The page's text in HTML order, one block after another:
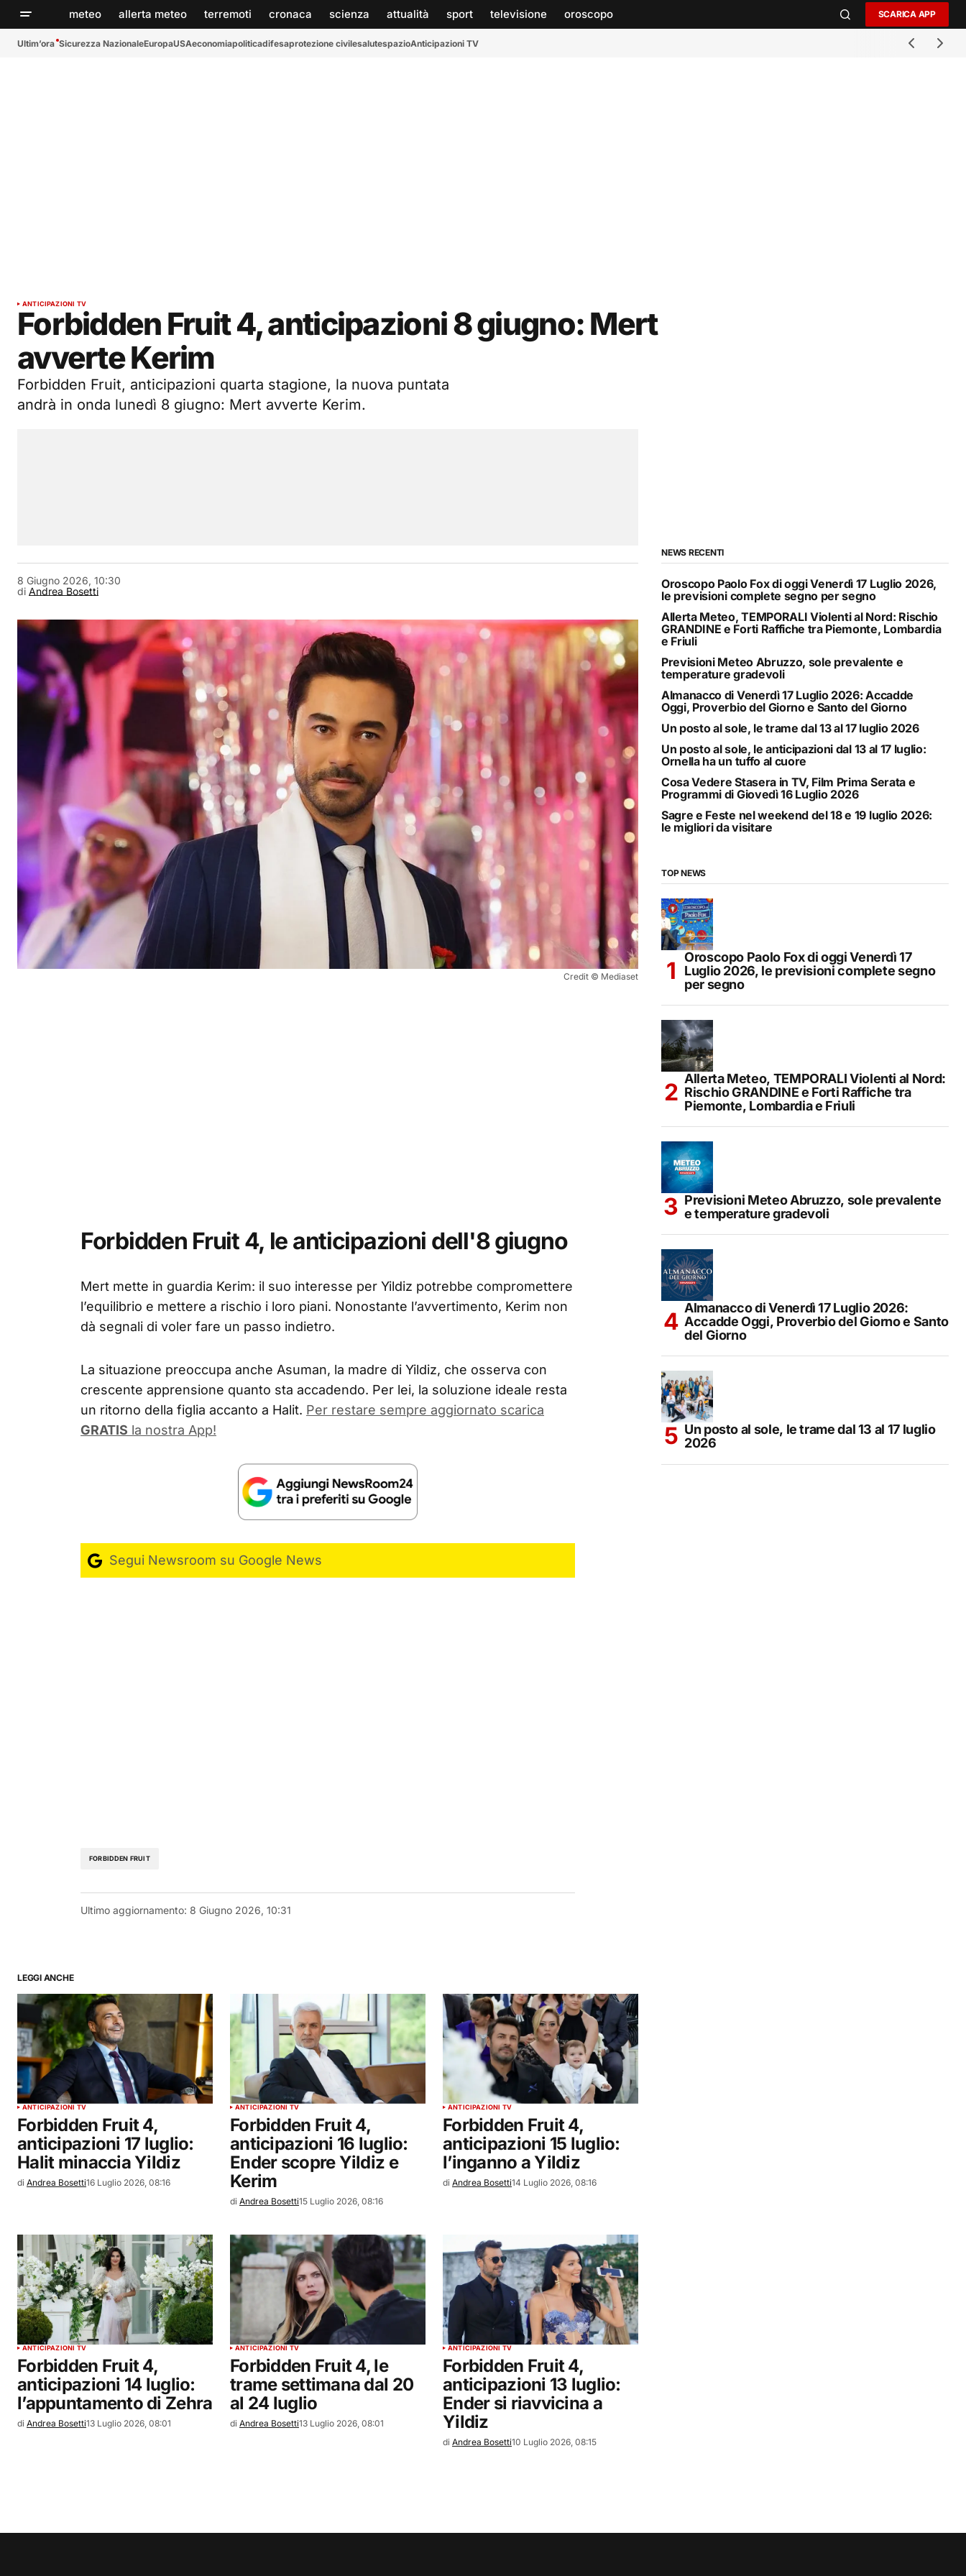
meteo allerta meteo terremoti cronaca scienza attualità sport televisione oroscopo SCARICA APP
Ultim’ora Sicurezza NazionaleEuropaUSAeconomiapoliticadifesaprotezione civilesalutespazioAnticipazioni TV
ANTICIPAZIONI TV
Forbidden Fruit 4, anticipazioni 8 giugno: Mert
avverte Kerim
Forbidden Fruit, anticipazioni quarta stagione, la nuova puntata
andrà in onda lunedì 8 giugno: Mert avverte Kerim.
di Andrea Bosetti
8 Giugno 2026, 10:30
Credit © Mediaset
Forbidden Fruit 4, le anticipazioni dell'8 giugno
Mert mette in guardia Kerim: il suo interesse per Yildiz potrebbe compromettere
l’equilibrio e mettere a rischio i loro piani. Nonostante l’avvertimento, Kerim non
dà segnali di voler fare un passo indietro.
La situazione preoccupa anche Asuman, la madre di Yildiz, che osserva con
crescente apprensione quanto sta accadendo. Per lei, la soluzione ideale resta
un ritorno della figlia accanto a Halit. Per restare sempre aggiornato scarica
GRATIS la nostra App!
Segui Newsroom su Google News
FORBIDDEN FRUIT
Ultimo aggiornamento: 8 Giugno 2026, 10:31
LEGGI ANCHE
ANTICIPAZIONI TV
Forbidden Fruit 4,
anticipazioni 17 luglio:
Halit minaccia Yildiz
di Andrea Bosetti16 Luglio 2026, 08:16
ANTICIPAZIONI TV
Forbidden Fruit 4,
anticipazioni 16 luglio:
Ender scopre Yildiz e
Kerim
di Andrea Bosetti15 Luglio 2026, 08:16
ANTICIPAZIONI TV
Forbidden Fruit 4,
anticipazioni 15 luglio:
l’inganno a Yildiz
di Andrea Bosetti14 Luglio 2026, 08:16
ANTICIPAZIONI TV
Forbidden Fruit 4,
anticipazioni 14 luglio:
l’appuntamento di Zehra
di Andrea Bosetti13 Luglio 2026, 08:01
ANTICIPAZIONI TV
Forbidden Fruit 4, le
trame settimana dal 20
al 24 luglio
di Andrea Bosetti13 Luglio 2026, 08:01
ANTICIPAZIONI TV
Forbidden Fruit 4,
anticipazioni 13 luglio:
Ender si riavvicina a
Yildiz
di Andrea Bosetti10 Luglio 2026, 08:15
NEWS RECENTI
Oroscopo Paolo Fox di oggi Venerdì 17 Luglio 2026,
le previsioni complete segno per segno
Allerta Meteo, TEMPORALI Violenti al Nord: Rischio
GRANDINE e Forti Raffiche tra Piemonte, Lombardia
e Friuli
Previsioni Meteo Abruzzo, sole prevalente e
temperature gradevoli
Almanacco di Venerdì 17 Luglio 2026: Accadde
Oggi, Proverbio del Giorno e Santo del Giorno
Un posto al sole, le trame dal 13 al 17 luglio 2026
Un posto al sole, le anticipazioni dal 13 al 17 luglio:
Ornella ha un tuffo al cuore
Cosa Vedere Stasera in TV, Film Prima Serata e
Programmi di Giovedì 16 Luglio 2026
Sagre e Feste nel weekend del 18 e 19 luglio 2026:
le migliori da visitare
TOP NEWS
Oroscopo Paolo Fox di oggi Venerdì 17
Luglio 2026, le previsioni complete segno
per segno
Allerta Meteo, TEMPORALI Violenti al Nord:
Rischio GRANDINE e Forti Raffiche tra
Piemonte, Lombardia e Friuli
Previsioni Meteo Abruzzo, sole prevalente
e temperature gradevoli
Almanacco di Venerdì 17 Luglio 2026:
Accadde Oggi, Proverbio del Giorno e Santo
del Giorno
Un posto al sole, le trame dal 13 al 17 luglio
2026